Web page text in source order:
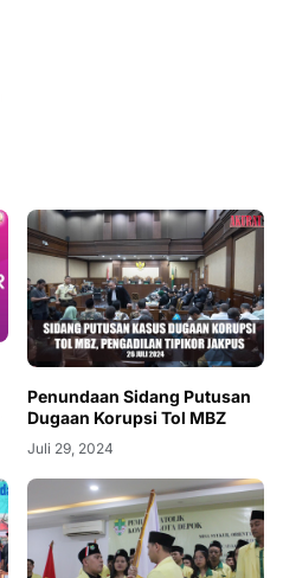
Penundaan Sidang Putusan
Dugaan Korupsi Tol MBZ
Juli 29, 2024